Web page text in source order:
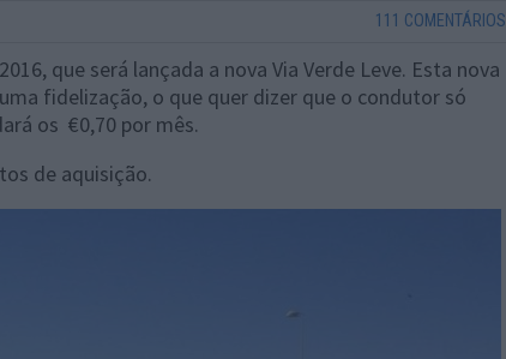
111 COMENTÁRIOS
que será lançada a nova Via Verde Leve. Esta nova
fidelização, o que quer dizer que o condutor só
os €0,70 por mês.
de aquisição.